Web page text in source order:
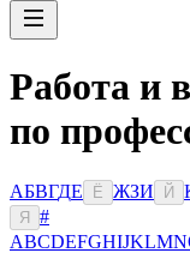
Работа и
по
АБВГДЕ Ё ЖЗИ Й
Я
#
ABCDEFGHIJKLMN